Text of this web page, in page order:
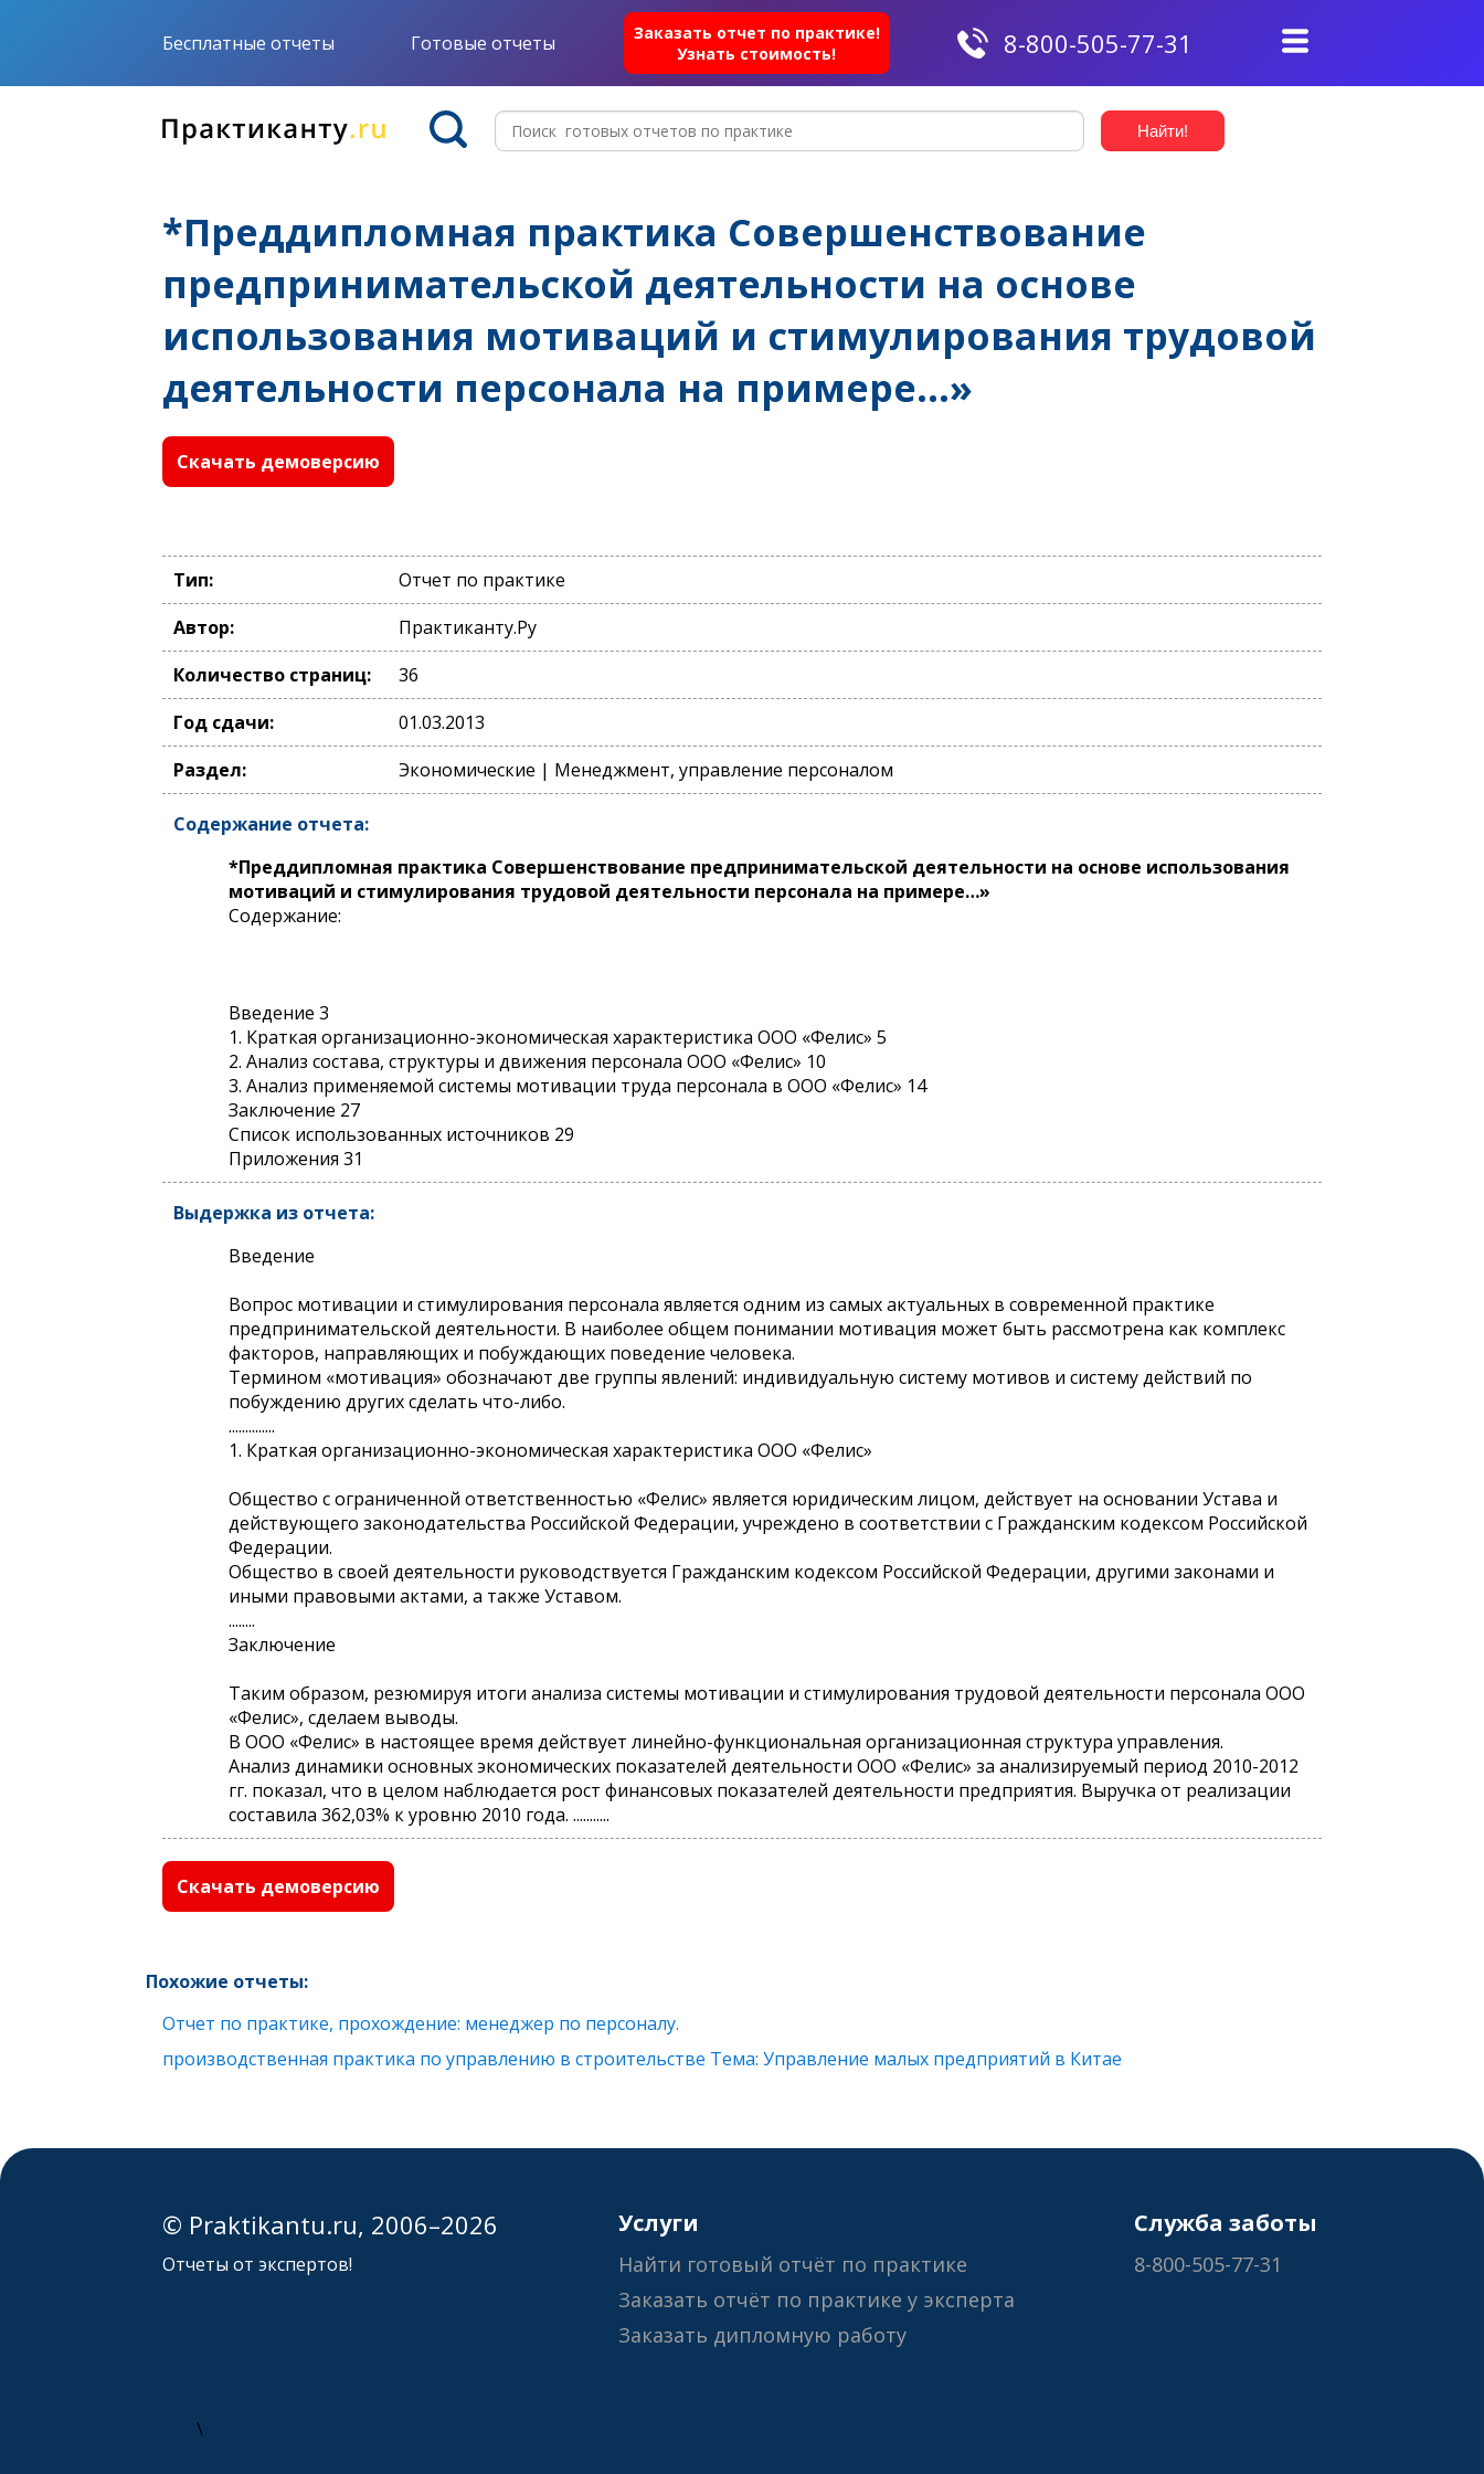
Бесплатные отчеты Готовые отчеты
Заказать отчет по практике!
Узнать стоимость!
8-800-505-77-31
*Преддипломная практика Совершенствование
предпринимательской деятельности на основе
использования мотиваций и стимулирования трудовой
деятельности персонала на примере…»
Скачать демоверсию
Тип:
Отчет по практике
Автор:
Практиканту.Ру
Количество страниц:
36
Год сдачи:
01.03.2013
Раздел:
Экономические | Менеджмент, управление персоналом
Содержание отчета:
*Преддипломная практика Совершенствование предпринимательской деятельности на основе использования
мотиваций и стимулирования трудовой деятельности персонала на примере…»
Содержание:
Введение 3
1. Краткая организационно-экономическая характеристика ООО «Фелис» 5
2. Анализ состава, структуры и движения персонала ООО «Фелис» 10
3. Анализ применяемой системы мотивации труда персонала в ООО «Фелис» 14
Заключение 27
Список использованных источников 29
Приложения 31
Выдержка из отчета:
Введение
Вопрос мотивации и стимулирования персонала является одним из самых актуальных в современной практике
предпринимательской деятельности. В наиболее общем понимании мотивация может быть рассмотрена как комплекс
факторов, направляющих и побуждающих поведение человека.
Термином «мотивация» обозначают две группы явлений: индивидуальную систему мотивов и систему действий по
побуждению других сделать что-либо.
..............
1. Краткая организационно-экономическая характеристика ООО «Фелис»
Общество с ограниченной ответственностью «Фелис» является юридическим лицом, действует на основании Устава и
действующего законодательства Российской Федерации, учреждено в соответствии с Гражданским кодексом Российской
Федерации.
Общество в своей деятельности руководствуется Гражданским кодексом Российской Федерации, другими законами и
иными правовыми актами, а также Уставом.
........
Заключение
Таким образом, резюмируя итоги анализа системы мотивации и стимулирования трудовой деятельности персонала ООО
«Фелис», сделаем выводы.
В ООО «Фелис» в настоящее время действует линейно-функциональная организационная структура управления.
Анализ динамики основных экономических показателей деятельности ООО «Фелис» за анализируемый период 2010-2012
гг. показал, что в целом наблюдается рост финансовых показателей деятельности предприятия. Выручка от реализации
составила 362,03% к уровню 2010 года. ...........
Скачать демоверсию
Похожие отчеты:
Отчет по практике, прохождение: менеджер по персоналу.
производственная практика по управлению в строительстве Тема: Управление малых предприятий в Китае
© Praktikantu.ru, 2006–2026
Отчеты от экспертов!
Услуги
Найти готовый отчёт по практике
Заказать отчёт по практике у эксперта
Заказать дипломную работу
Служба заботы
8-800-505-77-31
\